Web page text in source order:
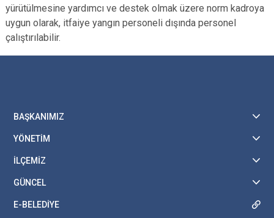
yürütülmesine yardımcı ve destek olmak üzere norm kadroya
uygun olarak, itfaiye yangın personeli dışında personel
çalıştırılabilir.
BAŞKANIMIZ
YÖNETİM
İLÇEMİZ
GÜNCEL
E-BELEDİYE